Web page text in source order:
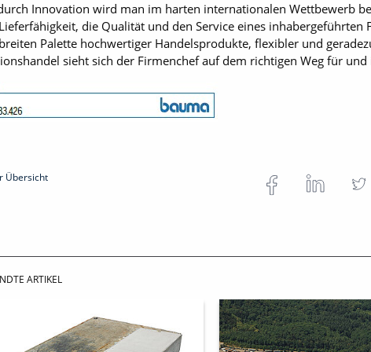
Innovation wird man im harten internationalen Wettbewerb
die Qualität und den Service eines
Palette hochwertiger Handelsprodukte, flexibler und
sieht sich der Firmenchef auf dem richtigen Weg für
Übersicht
ARTIKEL